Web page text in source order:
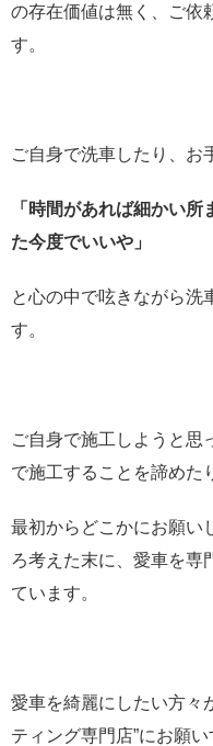
の存在価値は無く、ご依
す。
ご自身で洗車したり、お
「時間があれば細かい
た今度でいいや」
と心の中で呟きながら洗
す。
ご自身で施工しようと思
で施工することを諦めた
最初からどこかにお願い
ろ考えた末に、愛車を専
ています。
愛車を綺麗にしたい方々
ティング専門店”にお願